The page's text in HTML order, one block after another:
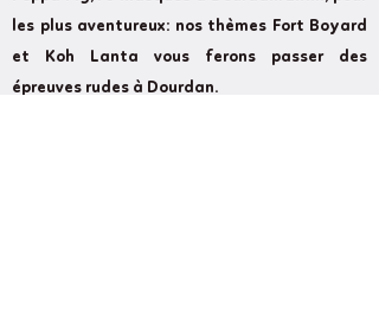
les plus aventureux: nos thèmes Fort Boyard
et Koh Lanta vous ferons passer des
épreuves rudes à Dourdan.